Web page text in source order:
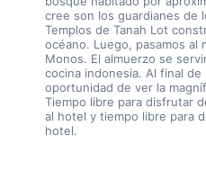
cree son los guardianes de
Templos de Tanah Lot
océano. Luego, pasamos al
Monos. El almuerzo se
cocina indonesia. Al final
oportunidad de ver la
Tiempo libre para disfrutar
al hotel y tiempo libre para
hotel.